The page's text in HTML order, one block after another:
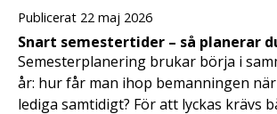
Publicerat 22 maj 2026
Snart semestertider – så planerar
Semesterplanering brukar börja i
år: hur får man ihop bemanningen
lediga samtidigt? För att lyckas krävs